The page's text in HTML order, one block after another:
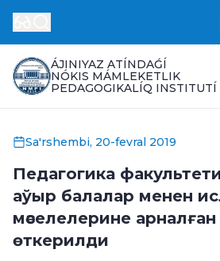
ÁJINIYAZ ATÍNDAǴÍ
NÓKIS MÁMLEKETLIK
PEDAGOGIKALÍQ INSTITUTÍ
Sa'rshembi, 20-fevral 2019
Педагогика
аўыр балалар менен
мәселелерине
өткерилди